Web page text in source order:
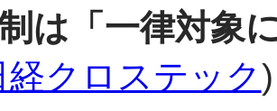
は「一律対象
経クロステック)